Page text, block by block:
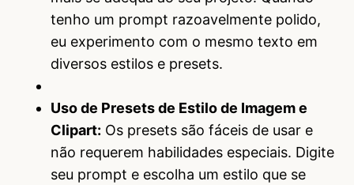
tenho um prompt razoavelmente polido,
eu experimento com o mesmo texto em
diversos estilos e presets.
Uso de Presets de Estilo de Imagem e
Clipart: Os presets são fáceis de usar e
não requerem habilidades especiais. Digite
seu prompt e escolha um estilo que se